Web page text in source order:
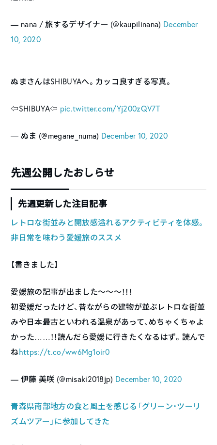
— nana / 旅するデザイナー (@kaupilinana) December
10, 2020
ぬまさんはSHIBUYAへ。カッコ良すぎる写真。
⇦SHIBUYA⇦ pic.twitter.com/Yj200zQV7T
— ぬま (@megane_numa) December 10, 2020
先週公開したおしらせ
先週更新した注目記事
レトロな街並みと開放感溢れるアクティビティを体感。
非日常を味わう愛媛旅のススメ
【書きました】
愛媛旅の記事が出ました〜〜〜！！！
初愛媛だったけど、昔ながらの建物が並ぶレトロな街並
みや日本最古といわれる温泉があって、めちゃくちゃよ
かった……！！読んだら愛媛に行きたくなるはず。読んで
ねhttps://t.co/ww6Mg1oir0
— 伊藤 美咲 (@misaki2018jp) December 10, 2020
青森県南部地方の食と風土を感じる「グリーン・ツーリ
ズムツアー」に参加してきた